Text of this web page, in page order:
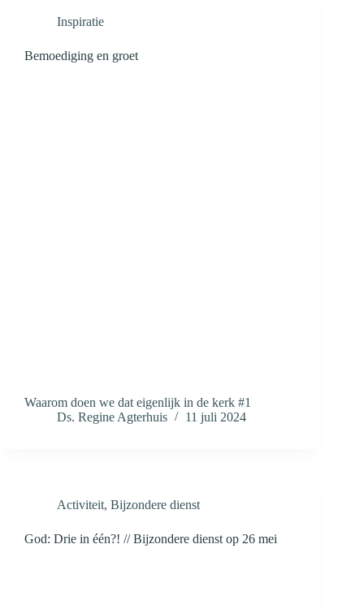
Inspiratie
Bemoediging en groet
Waarom doen we dat eigenlijk in de kerk #1
Ds. Regine Agterhuis
11 juli 2024
Activiteit, Bijzondere dienst
God: Drie in één?! // Bijzondere dienst op 26 mei